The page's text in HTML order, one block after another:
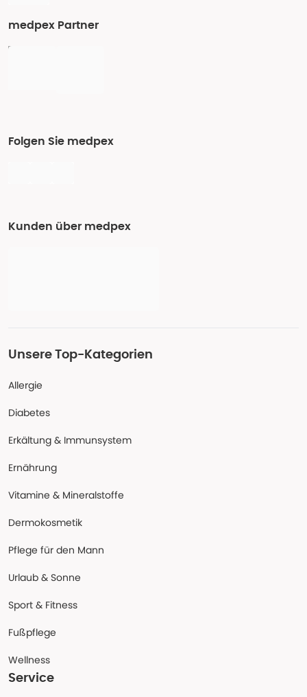
medpex Partner
Folgen Sie medpex
Kunden über medpex
Unsere Top-Kategorien
Allergie
Diabetes
Erkältung & Immunsystem
Ernährung
Vitamine & Mineralstoffe
Dermokosmetik
Pflege für den Mann
Urlaub & Sonne
Sport & Fitness
Fußpflege
Wellness
Service